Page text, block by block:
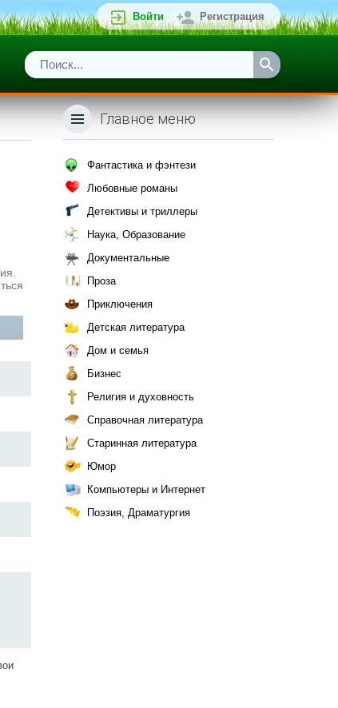
Войти Регистрация
Главное меню
Фантастика и фэнтези
Любовные романы
Детективы и триллеры
Наука, Образование
Документальные
Проза
Приключения
Детская литература
Дом и семья
Бизнес
Религия и духовность
Справочная литература
Старинная литература
Юмор
Компьютеры и Интернет
Поэзия, Драматургия